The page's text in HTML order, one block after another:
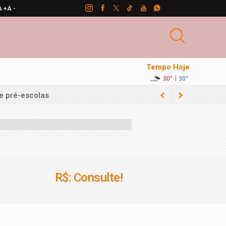
+A -
Tempo Hoje
30° 30°
pré-escolas
R$: Consulte!